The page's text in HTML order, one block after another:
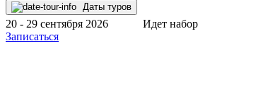
Даты туров
20 - 29 сентября 2026
Идет набор
Записаться